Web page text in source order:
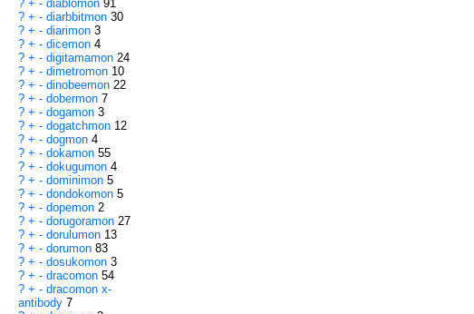
? + - diablomon 91
? + - diarbbitmon 30
? + - diarimon 3
? + - dicemon 4
? + - digitamamon 24
? + - dimetromon 10
? + - dinobeemon 22
? + - dobermon 7
? + - dogamon 3
? + - dogatchmon 12
? + - dogmon 4
? + - dokamon 55
? + - dokugumon 4
? + - dominimon 5
? + - dondokomon 5
? + - dopemon 2
? + - dorugoramon 27
? + - dorulumon 13
? + - dorumon 83
? + - dosukomon 3
? + - dracomon 54
? + - dracomon x-
antibody 7